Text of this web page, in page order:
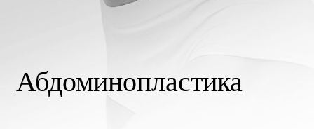
Абдоминопластика